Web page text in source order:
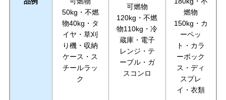
50kg・不燃
物40kg・タ
イヤ・草刈
り機・収納
ケース・ス
チールラッ
ク
可燃物
120kg・不燃
物110kg・冷
蔵庫・電子
レンジ・テ
ーブル・ガ
スコンロ
燃物
150kg・カ
ーペッ
ト・カラ
ーボック
ス・ディ
スプレ
イ・衣類